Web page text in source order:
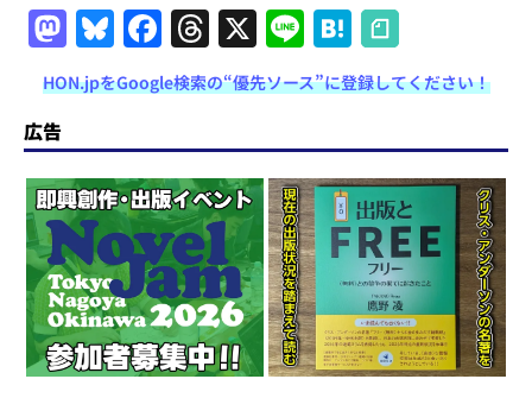
M
a
st
o
d
o
n
Bl
u
e
s
k
y
F
a
c
e
b
o
o
k
T
h
re
a
d
s
X Li
n
e
H
at
e
n
a
HON.jpをGoogle検索の“優先ソース”に登録してください！
広告